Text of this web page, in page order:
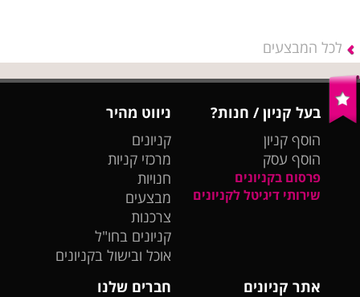
לכל המבצעים
בעל קניון / חנות?
הוסף קניון
הוסף עסק
פרסום בקניונים
שירותי דיגיטל לקניונים
ניווט מהיר
קניונים
מרכזי קניות
חנויות
מבצעים
צרכנות
קניונים בחו"ל
אוכל ובישול בקניונים
אתר קניונים
חברים שלנו